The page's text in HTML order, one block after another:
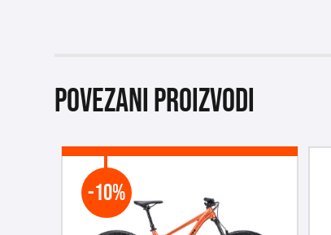
Povezani proizvodi
-10%